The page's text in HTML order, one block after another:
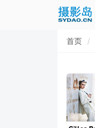
首页